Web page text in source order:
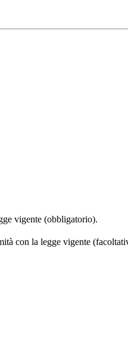
vigente (obbligatorio).
con la legge vigente